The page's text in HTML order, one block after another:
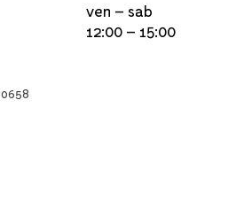
ven – sab
12:00 – 15:00